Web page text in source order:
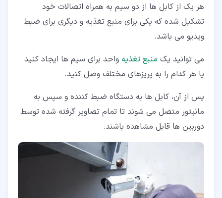
هر یک از کابل ها از دو سیم به همراه اتصالات خود
تشکیل شده که یکی برای منبع تغذیه و دیگری برای ضبط
ویدیو می باشد.
می توانید یک منبع تغذیه واحد برای سیم ها ایجاد کنید
یا هر کدام را به پریزهای مختلف وصل کنید.
پس از آن، کابل ها به دستگاه ضبط کننده و سپس به
مانیتور متصل می شوند تا تمام تصاویر گرفته شده توسط
دوربین ها قابل مشاهده باشند.